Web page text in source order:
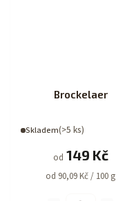
Brockelaer
Skladem(>5 ks)
od 149 Kč
od 90,09 Kč / 100 g